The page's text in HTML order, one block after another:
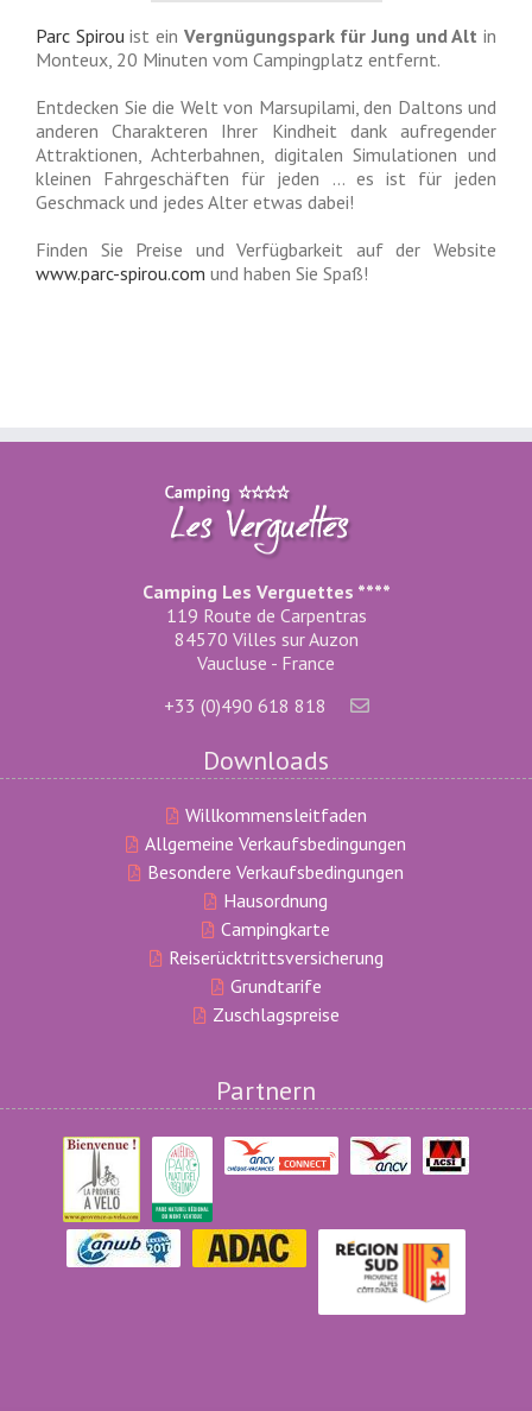
Parc Spirou ist ein Vergnügungspark für Jung und Alt in
Monteux, 20 Minuten vom Campingplatz entfernt.
Entdecken Sie die Welt von Marsupilami, den Daltons und
anderen Charakteren Ihrer Kindheit dank aufregender
Attraktionen, Achterbahnen, digitalen Simulationen und
kleinen Fahrgeschäften für jeden … es ist für jeden
Geschmack und jedes Alter etwas dabei!
Finden Sie Preise und Verfügbarkeit auf der Website
www.parc-spirou.com und haben Sie Spaß!
Camping Les Verguettes ****
119 Route de Carpentras
84570 Villes sur Auzon
Vaucluse - France
+33 (0)490 618 818
Downloads
Willkommensleitfaden
Allgemeine Verkaufsbedingungen
Besondere Verkaufsbedingungen
Hausordnung
Campingkarte
Reiserücktrittsversicherung
Grundtarife
Zuschlagspreise
Partnern